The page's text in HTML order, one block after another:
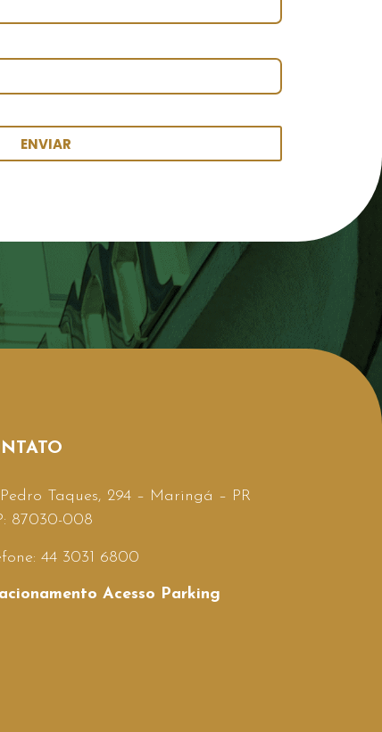
ENVIAR
Taques, 294 – Maringá – PR
87030-008
44 3031 6800
Acesso Parking